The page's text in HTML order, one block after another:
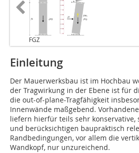
FGZ
Einleitung
Der Mauerwerksbau ist im Hochbau
der Tragwirkung in der Ebene ist für
die out-of-plane-Tragfähigkeit
Innenwände maßgebend.
liefern hierfür teils sehr konservative,
und berücksichtigen baupraktisch
Randbedingungen, vor allem die
Wandkopf, nur unzureichend.